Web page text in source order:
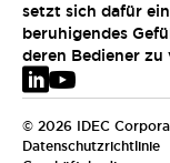
setzt sich dafür
beruhigendes
deren Bediener zu
© 2026 IDEC
Datenschutzrichtlinie